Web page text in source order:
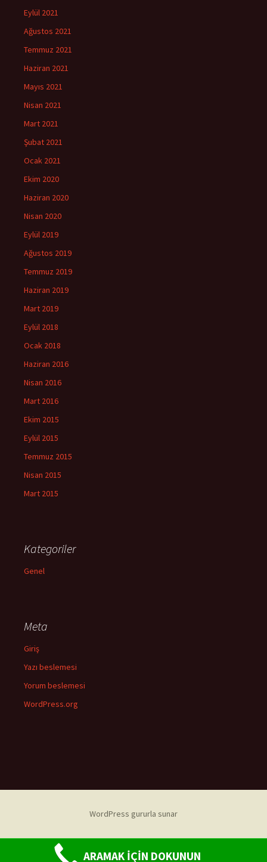
Eylül 2021
Ağustos 2021
Temmuz 2021
Haziran 2021
Mayıs 2021
Nisan 2021
Mart 2021
Şubat 2021
Ocak 2021
Ekim 2020
Haziran 2020
Nisan 2020
Eylül 2019
Ağustos 2019
Temmuz 2019
Haziran 2019
Mart 2019
Eylül 2018
Ocak 2018
Haziran 2016
Nisan 2016
Mart 2016
Ekim 2015
Eylül 2015
Temmuz 2015
Nisan 2015
Mart 2015
Kategoriler
Genel
Meta
Giriş
Yazı beslemesi
Yorum beslemesi
WordPress.org
WordPress gururla sunar
ARAMAK İÇİN DOKUNUN